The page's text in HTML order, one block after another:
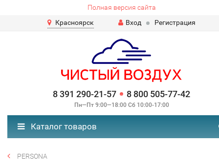
Полная версия сайта
Красноярск
Вход Регистрация
8 391 290-21-57 8 800 505-77-42
Пн—Пт 9:00—18:00 Сб 10:00-17:00
Каталог товаров
PERSONA